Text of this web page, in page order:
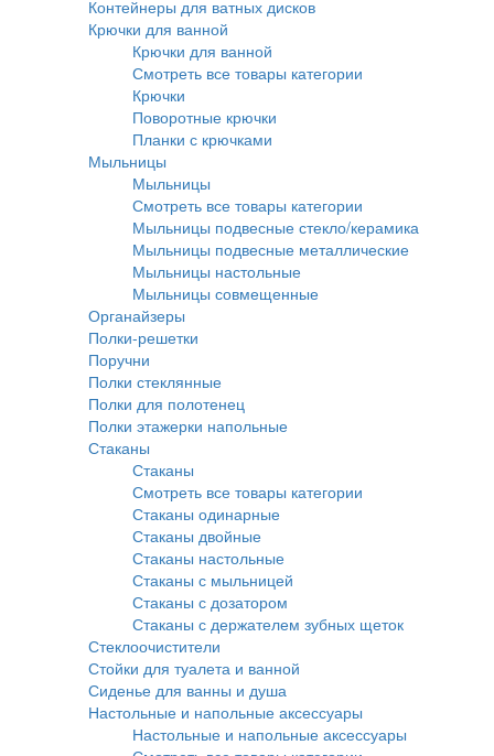
Контейнеры для ватных дисков
Крючки для ванной
Крючки для ванной
Смотреть все товары категории
Крючки
Поворотные крючки
Планки с крючками
Мыльницы
Мыльницы
Смотреть все товары категории
Мыльницы подвесные стекло/керамика
Мыльницы подвесные металлические
Мыльницы настольные
Мыльницы совмещенные
Органайзеры
Полки-решетки
Поручни
Полки стеклянные
Полки для полотенец
Полки этажерки напольные
Стаканы
Стаканы
Смотреть все товары категории
Стаканы одинарные
Стаканы двойные
Стаканы настольные
Стаканы с мыльницей
Стаканы с дозатором
Стаканы с держателем зубных щеток
Стеклоочистители
Стойки для туалета и ванной
Сиденье для ванны и душа
Настольные и напольные аксессуары
Настольные и напольные аксессуары